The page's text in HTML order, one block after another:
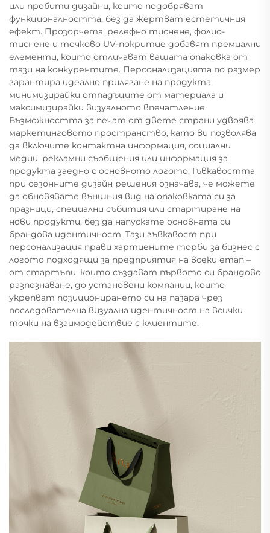
или пробити дизайни, които подобряват
функционалността, без да жертват естетичния
ефект. Прозорчета, релефно тиснене, фолио-
тиснене и точково UV-покритие добавят премиални
елементи, които отличават вашата опаковка от
тази на конкурентите. Персонализацията по размер
гарантира идеално прилягане на продукта,
минимизирайки отпадъците от материала и
максимизирайки визуалното впечатление.
Възможността за печат от двете страни удвоява
маркетинговото пространство, като ви позволява
да включите контактна информация, социални
медии, рекламни съобщения или информация за
продукта заедно с основното логото. Гъвкавостта
при сезонните дизайн решения означава, че можете
да обновявате външния вид на опаковката си за
празници, специални събития или стартиране на
нови продукти, без да напускате основната си
брандова идентичност. Тази гъвкавост при
персонализация прави хартиените торби за бизнес с
логото подходящи за предприятия на всеки етап –
от стартъпи, които създават първото си брандово
разпознаване, до установени компании, които
укрепват позиционирането си на пазара чрез
последователна визуална идентичност на всички
точки на взаимодействие с клиентите.